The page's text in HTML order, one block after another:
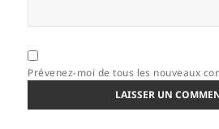
Prévenez-moi de tous les nouveaux